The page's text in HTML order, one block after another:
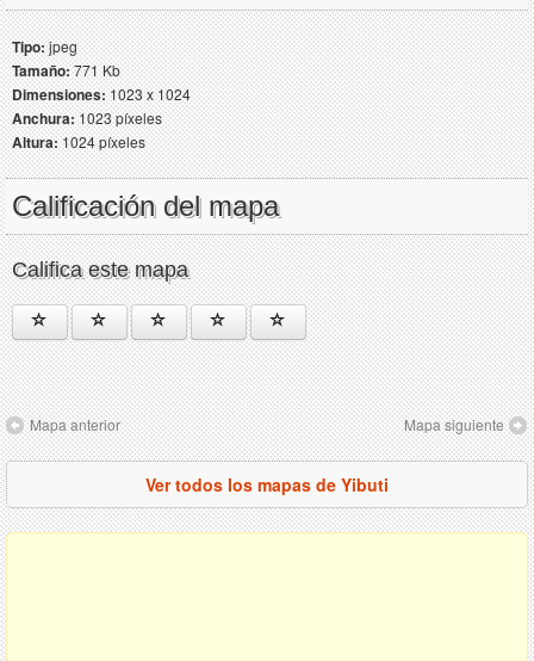
Tipo:jpeg
Tamaño:771 Kb
Dimensiones:1023 x 1024
Anchura:1023 píxeles
Altura:1024 píxeles
Calificación del mapa
Califica este mapa
Mapa anterior Mapa siguiente
Ver todos los mapas de Yibuti